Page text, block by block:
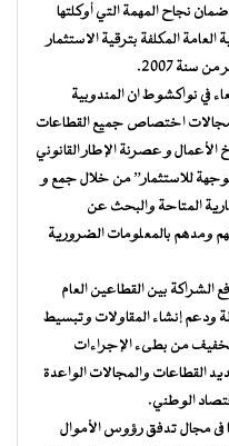
نجاح المهمة التي أوكلتها
المكلفة بترقية الاستثمار
2007.
في نواكشوط ان المندوبية
مجالات اختصاص جميع القطاعات
و عصرنة الإطار القانوني
كوجهة للاستثمار” من خلال جمع و
المتاحة والبحث عن
ومدهم بالمعلومات الضرورية
بين القطاعين العام
ودعم إنشاء المقاولات وتبسيط
من بطىء الإجراءات
القطاعات والمجالات الواعدة
الوطني.
فى مجال تدفق رؤوس الأموال